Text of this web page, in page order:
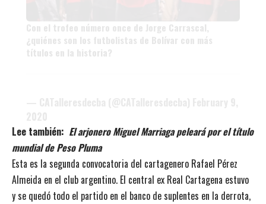
Con el trofeo número once de Jorge Carrascal,
¿quiénes son los futbolistas de Bolívar con más
títulos en la historia?
Lee también: El arjonero Miguel Marriaga peleará por el título
mundial de Peso Pluma
Esta es la segunda convocatoria del cartagenero Rafael Pérez
Almeida en el club argentino. El central ex Real Cartagena estuvo
y se quedó todo el partido en el banco de suplentes en la derrota,